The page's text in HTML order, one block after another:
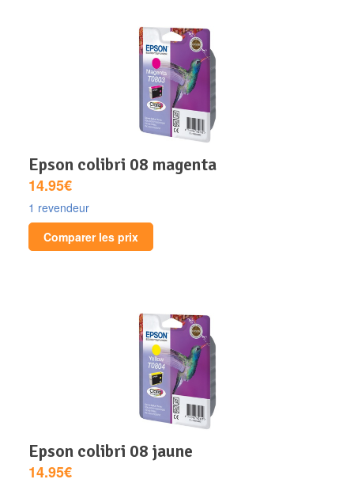
epson colibri 08 magenta
14.95€
1 revendeur
Comparer les prix
epson colibri 08 jaune
14.95€